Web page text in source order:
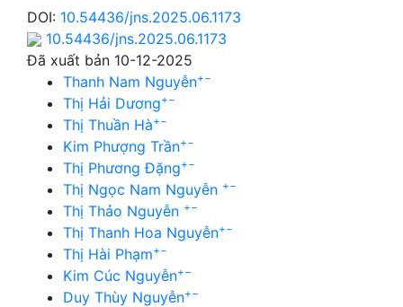
DOI: 10.54436/jns.2025.06.1173
10.54436/jns.2025.06.1173
Đã xuất bản 10-12-2025
Thanh Nam Nguyễn+−
Thị Hải Dương+−
Thị Thuần Hà+−
Kim Phượng Trần+−
Thị Phương Đặng+−
Thị Ngọc Nam Nguyễn +−
Thị Thảo Nguyễn +−
Thị Thanh Hoa Nguyễn+−
Thị Hài Phạm+−
Kim Cúc Nguyễn+−
Duy Thùy Nguyễn+−